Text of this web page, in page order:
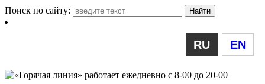
Поиск по сайту:
RU EN